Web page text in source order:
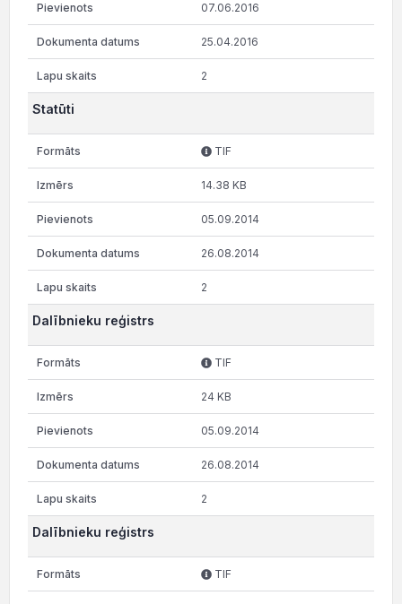
07.06.2016
25.04.2016
2
Statūti
TIF
14.38 KB
05.09.2014
26.08.2014
2
Dalībnieku reģistrs
TIF
24 KB
05.09.2014
26.08.2014
2
Dalībnieku reģistrs
TIF